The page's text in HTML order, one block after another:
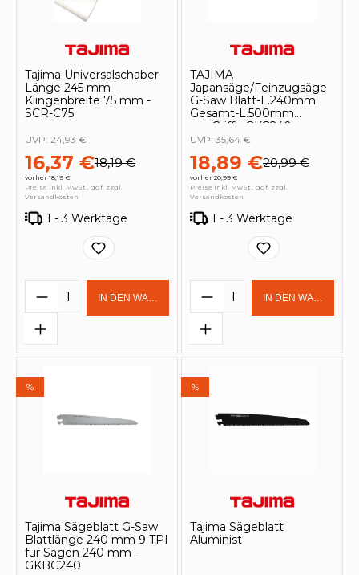
Tajima Universalschaber
Länge 245 mm
Klingenbreite 75 mm -
SCR-C75
16,37 €18,19 €
vorher 18,19 €
UVP: 24,93 €
Preise inkl. MwSt., ggf. zzgl.
Versandkosten
1 - 3 Werktage
Produkt Anzahl: Gib den
IN DEN WARENKORB
TAJIMA
Japansäge/Feinzugsäge
G-Saw Blatt-L.240mm
Gesamt-L.500mm
ger.Griff - GKG240
18,89 €20,99 €
vorher 20,99 €
UVP: 35,64 €
Preise inkl. MwSt., ggf. zzgl.
Versandkosten
1 - 3 Werktage
Produkt Anzahl:
IN DEN
%
Tajima Sägeblatt G-Saw
Blattlänge 240 mm 9 TPI
für Sägen 240 mm -
GKBG240
%
Tajima Sägeblatt
Aluminist